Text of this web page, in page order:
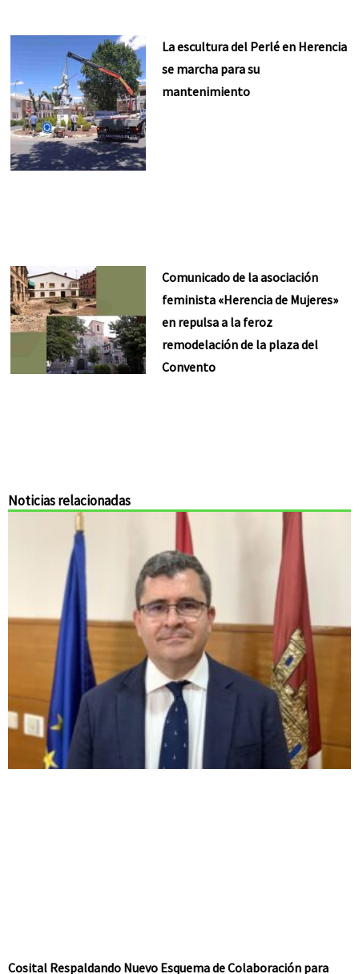
La escultura del Perlé en Herencia
se marcha para su
mantenimiento
Comunicado de la asociación
feminista «Herencia de Mujeres»
en repulsa a la feroz
remodelación de la plaza del
Convento
Noticias relacionadas
Cosital Respaldando Nuevo Esquema de Colaboración para